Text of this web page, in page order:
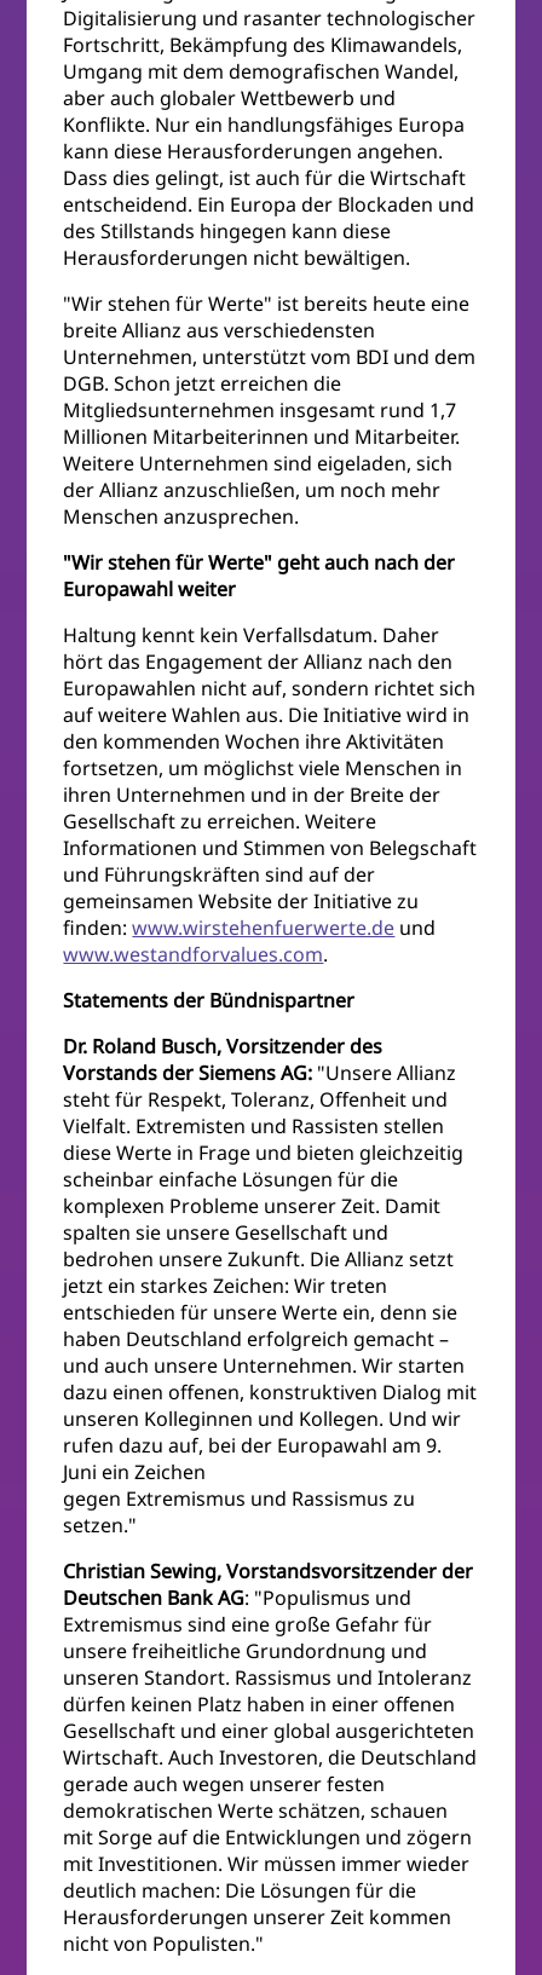
Digitalisierung und rasanter technologischer
Fortschritt, Bekämpfung des Klimawandels,
Umgang mit dem demografischen Wandel,
aber auch globaler Wettbewerb und
Konflikte. Nur ein handlungsfähiges Europa
kann diese Herausforderungen angehen.
Dass dies gelingt, ist auch für die Wirtschaft
entscheidend. Ein Europa der Blockaden und
des Stillstands hingegen kann diese
Herausforderungen nicht bewältigen.
"Wir stehen für Werte" ist bereits heute eine
breite Allianz aus verschiedensten
Unternehmen, unterstützt vom BDI und dem
DGB. Schon jetzt erreichen die
Mitgliedsunternehmen insgesamt rund 1,7
Millionen Mitarbeiterinnen und Mitarbeiter.
Weitere Unternehmen sind eigeladen, sich
der Allianz anzuschließen, um noch mehr
Menschen anzusprechen.
"Wir stehen für Werte" geht auch nach der
Europawahl weiter
Haltung kennt kein Verfallsdatum. Daher
hört das Engagement der Allianz nach den
Europawahlen nicht auf, sondern richtet sich
auf weitere Wahlen aus. Die Initiative wird in
den kommenden Wochen ihre Aktivitäten
fortsetzen, um möglichst viele Menschen in
ihren Unternehmen und in der Breite der
Gesellschaft zu erreichen. Weitere
Informationen und Stimmen von Belegschaft
und Führungskräften sind auf der
gemeinsamen Website der Initiative zu
finden:www.wirstehenfuerwerte.de und
www.westandforvalues.com.
Statements der Bündnispartner
Dr. Roland Busch, Vorsitzender des
Vorstands der Siemens AG: "Unsere Allianz
steht für Respekt, Toleranz, Offenheit und
Vielfalt. Extremisten und Rassisten stellen
diese Werte in Frage und bieten gleichzeitig
scheinbar einfache Lösungen für die
komplexen Probleme unserer Zeit. Damit
spalten sie unsere Gesellschaft und
bedrohen unsere Zukunft. Die Allianz setzt
jetzt ein starkes Zeichen: Wir treten
entschieden für unsere Werte ein, denn sie
haben Deutschland erfolgreich gemacht –
und auch unsere Unternehmen. Wir starten
dazu einen offenen, konstruktiven Dialog mit
unseren Kolleginnen und Kollegen. Und wir
rufen dazu auf, bei der Europawahl am 9.
Juni ein Zeichen
gegen Extremismus und Rassismus zu
setzen."
Christian Sewing, Vorstandsvorsitzender der
Deutschen Bank AG: "Populismus und
Extremismus sind eine große Gefahr für
unsere freiheitliche Grundordnung und
unseren Standort. Rassismus und Intoleranz
dürfen keinen Platz haben in einer offenen
Gesellschaft und einer global ausgerichteten
Wirtschaft. Auch Investoren, die Deutschland
gerade auch wegen unserer festen
demokratischen Werte schätzen, schauen
mit Sorge auf die Entwicklungen und zögern
mit Investitionen. Wir müssen immer wieder
deutlich machen: Die Lösungen für die
Herausforderungen unserer Zeit kommen
nicht von Populisten."